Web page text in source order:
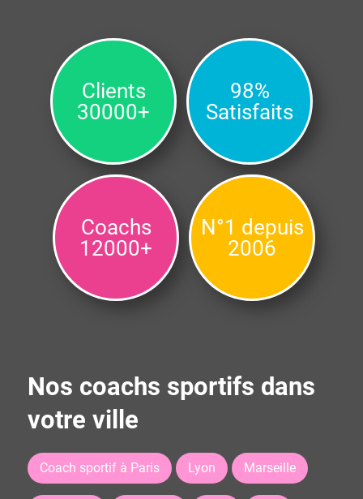
Clients
30000+
98%
Satisfaits
Coachs
12000+
N°1 depuis
2006
Nos coachs sportifs dans
votre ville
Coach sportif à Paris Lyon Marseille